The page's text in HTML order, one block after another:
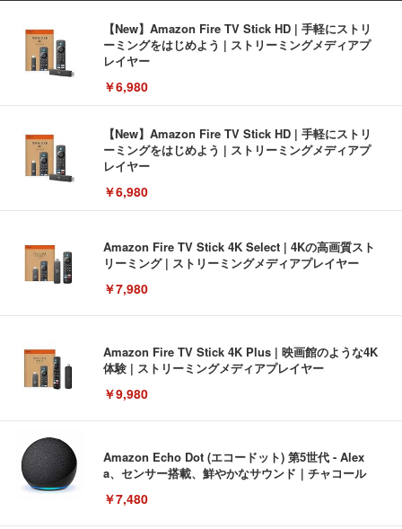
【New】Amazon Fire TV Stick HD | 手軽にストリ
ーミングをはじめよう | ストリーミングメディアプ
レイヤー
￥6,980
【New】Amazon Fire TV Stick HD | 手軽にストリ
ーミングをはじめよう | ストリーミングメディアプ
レイヤー
￥6,980
Amazon Fire TV Stick 4K Select | 4Kの高画質スト
リーミング | ストリーミングメディアプレイヤー
￥7,980
Amazon Fire TV Stick 4K Plus | 映画館のような4K
体験 | ストリーミングメディアプレイヤー
￥9,980
Amazon Echo Dot (エコードット) 第5世代 - Alex
a、センサー搭載、鮮やかなサウンド｜チャコール
￥7,480